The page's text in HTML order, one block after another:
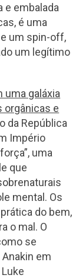
e embalada
é uma
um spin-off,
um legítimo
uma galáxia
orgânicas e
da República
Império
uma
que
mental. Os
do bem,
o mal. O
se
em